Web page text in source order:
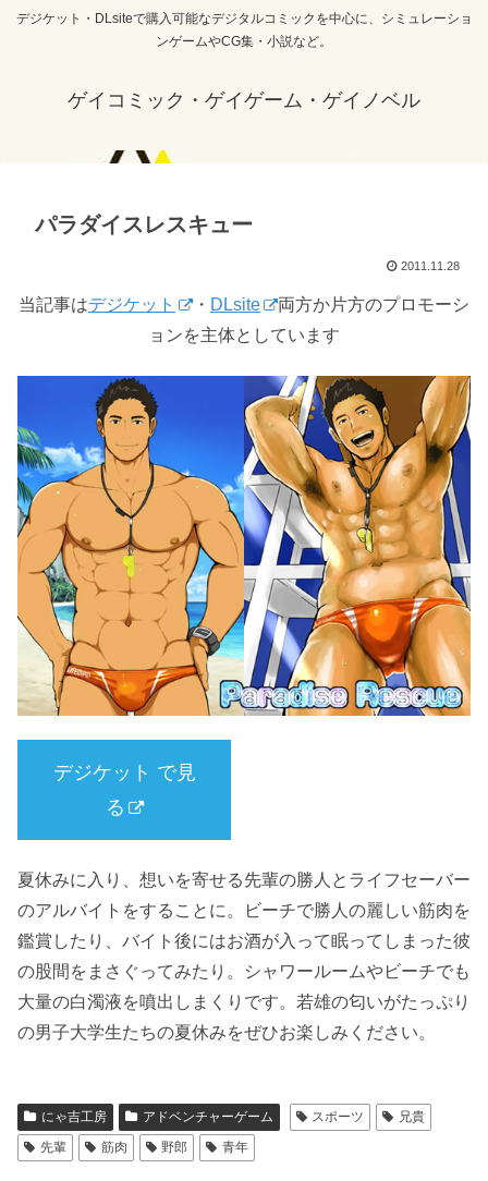
デジケット・DLsiteで購入可能なデジタルコミックを中心に、シミュレーショ
ンゲームやCG集・小説など。
ゲイコミック・ゲイゲーム・ゲイノベル
パラダイスレスキュー
2011.11.28
当記事はデジケット ・ DLsite
両方か片方のプロモーシ
ョンを主体としています
デジケット で見
る
夏休みに入り、想いを寄せる先輩の勝人とライフセーバー
のアルバイトをすることに。ビーチで勝人の麗しい筋肉を
鑑賞したり、バイト後にはお酒が入って眠ってしまった彼
の股間をまさぐってみたり。シャワールームやビーチでも
大量の白濁液を噴出しまくりです。若雄の匂いがたっぷり
の男子大学生たちの夏休みをぜひお楽しみください。
にゃ吉工房 アドベンチャーゲーム スポーツ
兄貴
先輩
筋肉 野郎 青年